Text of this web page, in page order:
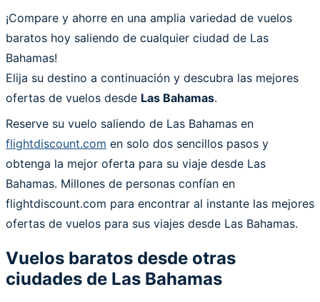
¡Compare y ahorre en una amplia variedad de vuelos
baratos hoy saliendo de cualquier ciudad de Las
Bahamas!
Elija su destino a continuación y descubra las mejores
ofertas de vuelos desde Las Bahamas.
Reserve su vuelo saliendo de Las Bahamas en
flightdiscount.com en solo dos sencillos pasos y
obtenga la mejor oferta para su viaje desde Las
Bahamas. Millones de personas confían en
flightdiscount.com para encontrar al instante las mejores
ofertas de vuelos para sus viajes desde Las Bahamas.
Vuelos baratos desde otras
ciudades de Las Bahamas